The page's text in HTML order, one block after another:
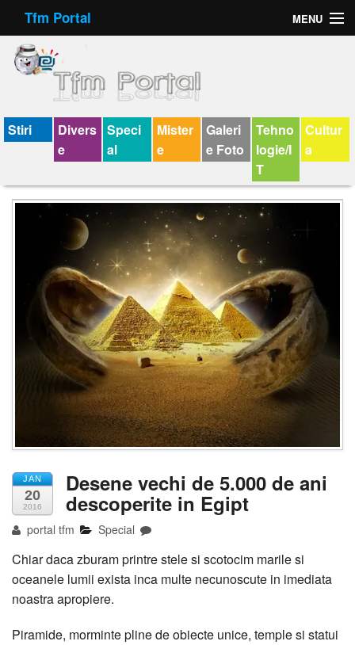
Tfm Portal MENU
Forum
Felicitari animate
Virtual Cards
Jocuri
Wallpaper
Stiri
Divers
e
Speci
al
Mister
e
Galeri
e Foto
Tehno
logie/I
T
Cultur
a
JAN
20
2016
Desene vechi de 5.000 de ani
descoperite in Egipt
portal tfm Special
Chiar daca zburam printre stele si scotocim marile si
oceanele lumii exista inca multe necunoscute in imediata
noastra apropiere.
Piramide, morminte pline de obiecte unice, temple si statui